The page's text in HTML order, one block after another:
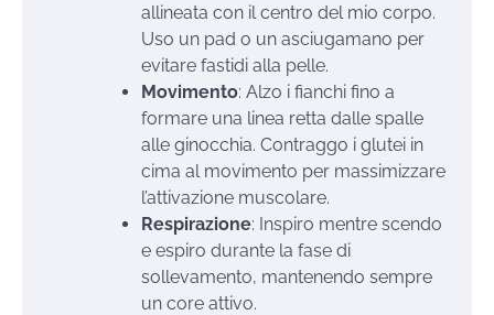
allineata con il centro del mio corpo.
Uso un pad o un asciugamano per
evitare fastidi alla pelle.
Movimento: Alzo i fianchi fino a
formare una linea retta dalle spalle
alle ginocchia. Contraggo i glutei in
cima al movimento per massimizzare
l’attivazione muscolare.
Respirazione: Inspiro mentre scendo
e espiro durante la fase di
sollevamento, mantenendo sempre
un core attivo.